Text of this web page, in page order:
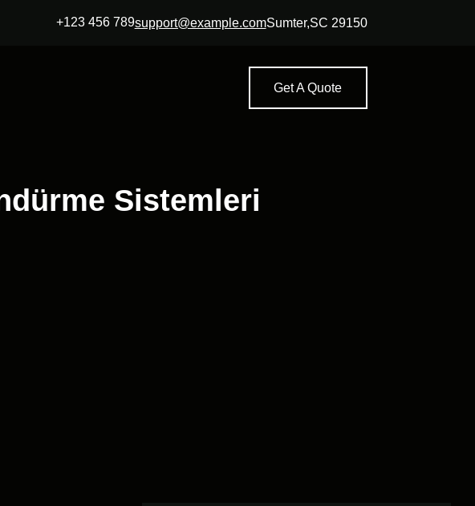
+123 456 789support@example.comSumter,SC 29150
Get A Quote
Sistemleri